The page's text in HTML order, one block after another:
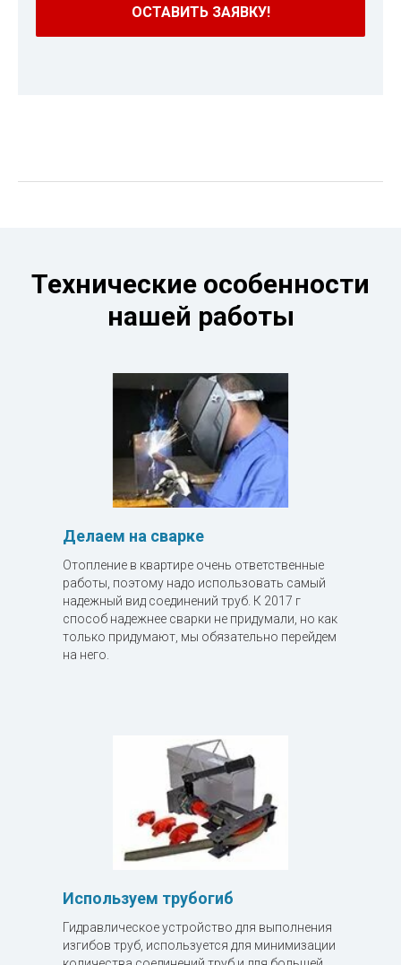
ОСТАВИТЬ ЗАЯВКУ!
Технические особенности
нашей работы
Делаем на сварке
Отопление в квартире очень ответственные
работы, поэтому надо использовать самый
надежный вид соединений труб. К 2017 г
способ надежнее сварки не придумали, но как
только придумают, мы обязательно перейдем
на него.
Используем трубогиб
Гидравлическое устройство для выполнения
изгибов труб, используется для минимизации